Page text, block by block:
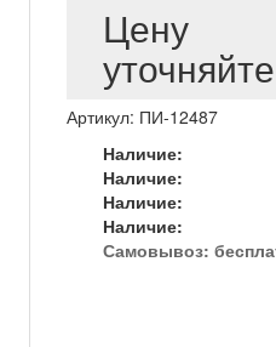
Цену
уточняйте
Артикул: ПИ-12487
Наличие:
Наличие:
Наличие:
Наличие:
Самовывоз: